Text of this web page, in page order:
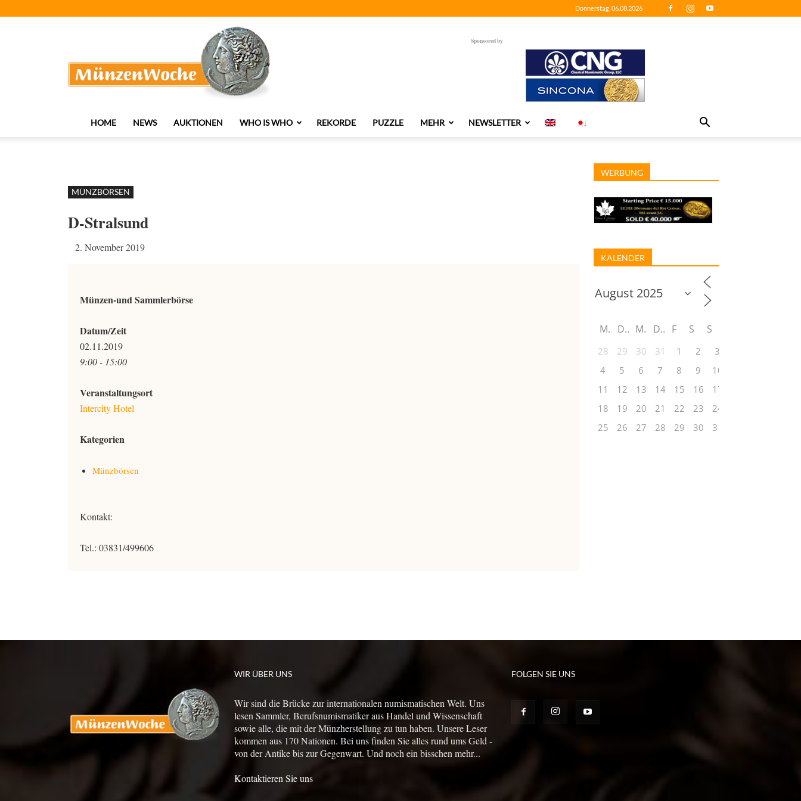
Donnerstag, 06.08.2026
Sponsored by
HOME NEWS AUKTIONEN WHO IS WHO REKORDE PUZZLE MEHR NEWSLETTER
MÜNZBÖRSEN
D-Stralsund
2. November 2019
Münzen-und Sammlerbörse
Datum/Zeit
02.11.2019
9:00 - 15:00
Veranstaltungsort
Intercity Hotel
Kategorien
Münzbörsen
Kontakt:
Tel.: 03831/499606
WERBUNG
KALENDER
M D M D F S S
28 29 30 31 1 2
3
4
5 6 7 8 9
10
11
12 13 14 15 16
17
18
19 20 21 22 23
24
25
26 27 28 29 30 31
WIR ÜBER UNS
Wir sind die Brücke zur internationalen numismatischen Welt. Uns
lesen Sammler, Berufsnumismatiker aus Handel und Wissenschaft
sowie alle, die mit der Münzherstellung zu tun haben. Unsere Leser
kommen aus 170 Nationen. Bei uns finden Sie alles rund ums Geld -
von der Antike bis zur Gegenwart. Und noch ein bisschen mehr...
Kontaktieren Sie uns
FOLGEN SIE UNS